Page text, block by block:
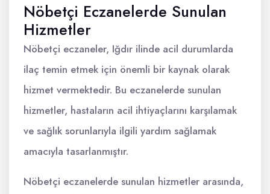
Nöbetçi Eczanelerde Sunulan
Hizmetler
Nöbetçi eczaneler, Iğdır ilinde acil durumlarda
ilaç temin etmek için önemli bir kaynak olarak
hizmet vermektedir. Bu eczanelerde sunulan
hizmetler, hastaların acil ihtiyaçlarını karşılamak
ve sağlık sorunlarıyla ilgili yardım sağlamak
amacıyla tasarlanmıştır.
Nöbetçi eczanelerde sunulan hizmetler arasında,